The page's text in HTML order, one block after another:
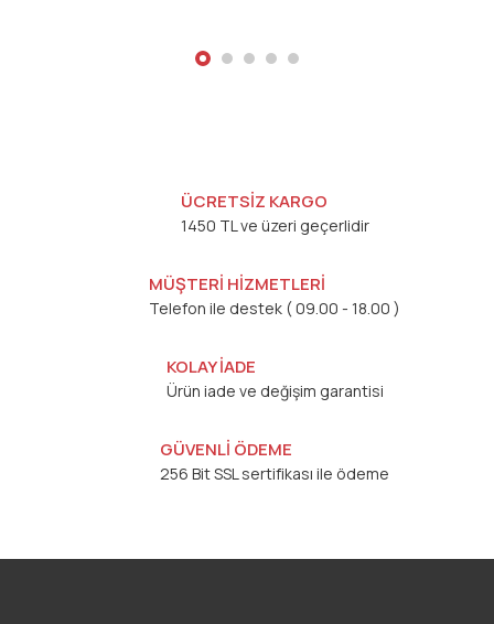
ÜCRETSİZ KARGO
1450 TL ve üzeri geçerlidir
MÜŞTERİ HİZMETLERİ
Telefon ile destek ( 09.00 - 18.00 )
KOLAY İADE
Ürün iade ve değişim garantisi
GÜVENLİ ÖDEME
256 Bit SSL sertifikası ile ödeme